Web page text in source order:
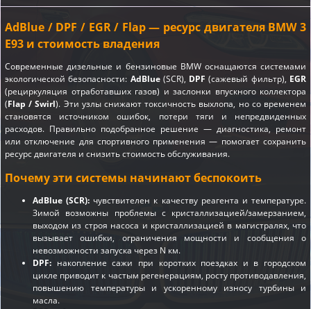
AdBlue / DPF / EGR / Flap — ресурс двигателя BMW 3
E93 и стоимость владения
Современные дизельные и бензиновые BMW оснащаются системами
экологической безопасности: AdBlue(SCR), DPF (сажевый фильтр), EGR
(рециркуляция отработавших газов) и заслонки впускного коллектора
(Flap / Swirl). Эти узлы снижают токсичность выхлопа, но со временем
становятся источником ошибок, потери тяги и непредвиденных
расходов. Правильно подобранное решение — диагностика, ремонт
или отключение для спортивного применения — помогает сохранить
ресурс двигателя и снизить стоимость обслуживания.
Почему эти системы начинают беспокоить
AdBlue (SCR): чувствителен к качеству реагента и температуре.
Зимой возможны проблемы с кристаллизацией/замерзанием,
выходом из строя насоса и кристаллизацией в магистралях, что
вызывает ошибки, ограничения мощности и сообщения о
невозможности запуска через N км.
DPF: накопление сажи при коротких поездках и в городском
цикле приводит к частым регенерациям, росту противодавления,
повышению температуры и ускоренному износу турбины и
масла.